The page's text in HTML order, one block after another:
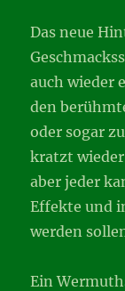
Das neue
auch wieder
den
oder sogar
kratzt
aber jeder
Effekte und
werden
Ein